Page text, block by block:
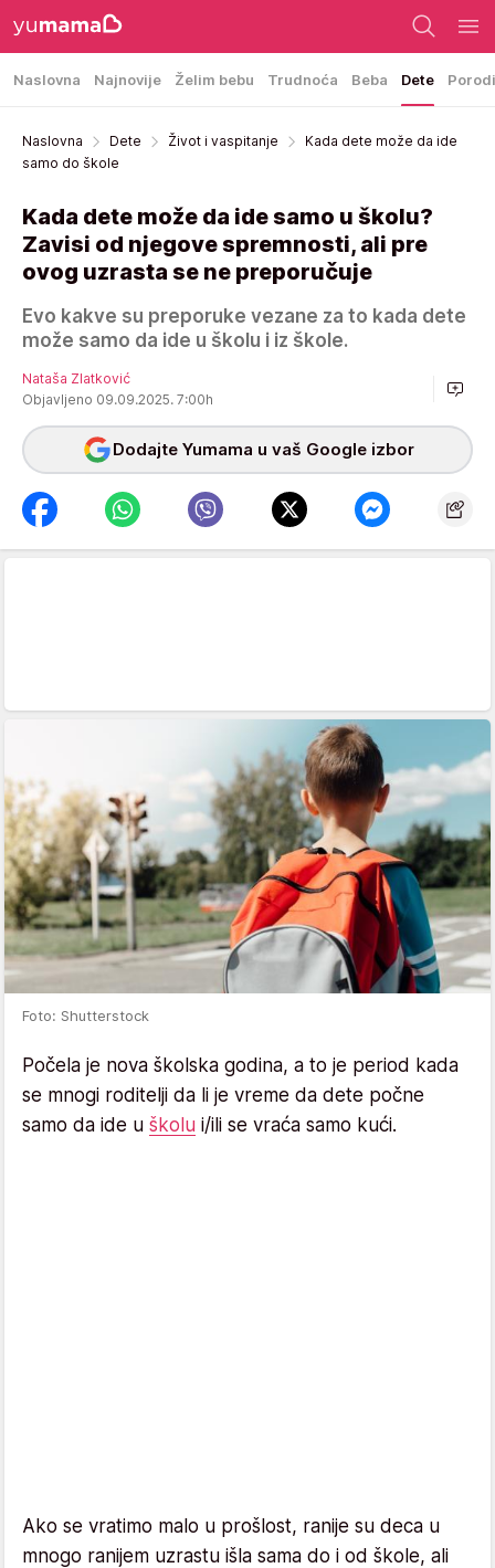
Naslovna Najnovije Želim bebu Trudnoća Beba Dete
Naslovna Dete Život i vaspitanje
Kada dete može da ide
samo do škole
Kada dete može da ide samo u školu?
Zavisi od njegove spremnosti, ali pre
ovog uzrasta se ne preporučuje
Evo kakve su preporuke vezane za to kada dete
može samo da ide u školu i iz škole.
Nataša Zlatković
Objavljeno 09.09.2025. 7:00h
Dodajte Yumama u vaš Google izbor
Foto: Shutterstock
Počela je nova školska godina, a to je period kada
se mnogi roditelji da li je vreme da dete počne
samo da ide u školu i/ili se vraća samo kući.
Ako se vratimo malo u prošlost, ranije su deca u
mnogo ranijem uzrastu išla sama do i od škole, ali